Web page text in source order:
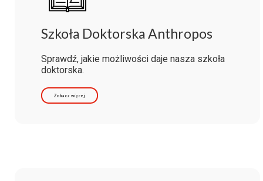
Szkoła Doktorska Anthropos
Sprawdź, jakie możliwości daje nasza szkoła
doktorska.
Zobacz więcej